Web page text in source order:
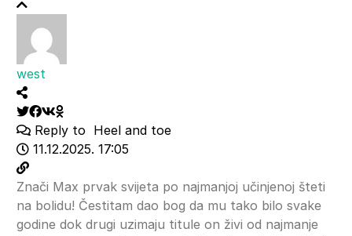
west
Reply to Heel and toe
11.12.2025. 17:05
Znači Max prvak svijeta po najmanjoj učinjenoj šteti
na bolidu! Čestitam dao bog da mu tako bilo svake
godine dok drugi uzimaju titule on živi od najmanje